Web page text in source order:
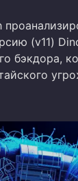
(v11)
бэкдора,